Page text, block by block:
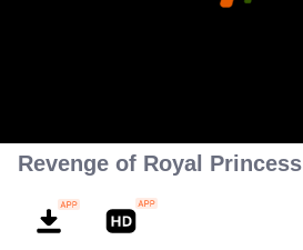
Buka aplikasi
Revenge of Royal Princess